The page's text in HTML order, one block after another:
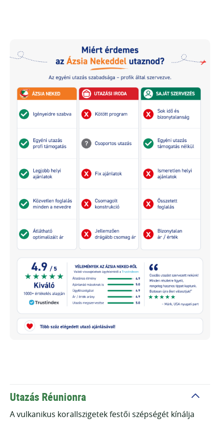
Utazás Réunionra
A vulkanikus korallszigetek festői szépségét kínálja